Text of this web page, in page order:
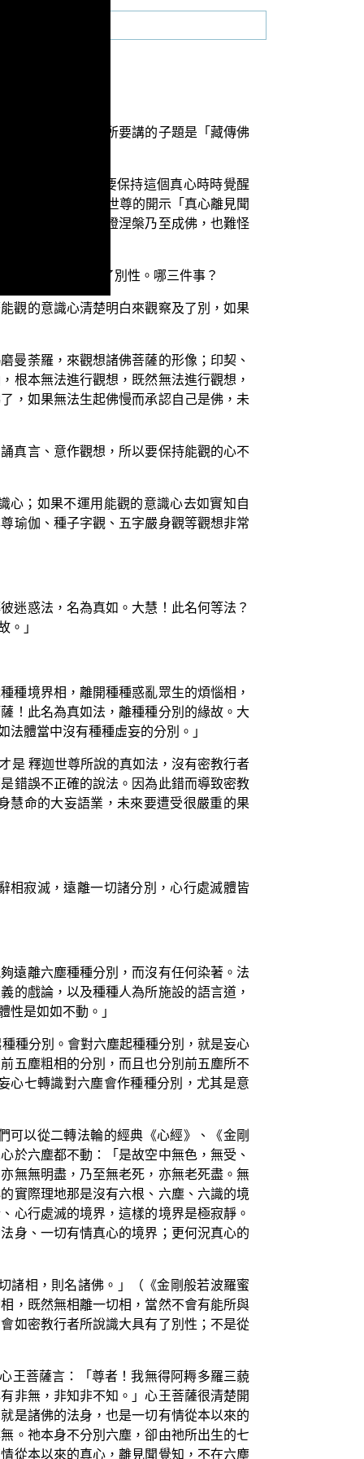
很多子題，今天所要講的子題是「藏傳佛
種種法，所以才要保持這個真心時時覺醒
的說法，與 釋迦世尊的開示「真心離見聞
，還自以為已經證涅槃乃至成佛，也難怪
內，認為識大有了別性。哪三件事？
觀的意識心清楚明白來觀察及了別，如果
曼荼羅，來觀想諸佛菩薩的形像；印契、
根本無法進行觀想，既然無法進行觀想，
，如果無法生起佛慢而承認自己是佛，未
真言、意作觀想，所以要保持能觀的心不
心；如果不運用能觀的意識心去如實知自
瑜伽、種子字觀、五字嚴身觀等觀想非常
迷惑法，名為真如。大慧！此名何等法？
。」
種境界相，離開種種惑亂眾生的煩惱相，
！此名為真如法，離種種分別的緣故。大
體當中沒有種種虛妄的分別。」
是 釋迦世尊所說的真如法，沒有密教行者
錯誤不正確的說法。因為此錯而導致密教
慧命的大妄語業，未來要遭受很嚴重的果
相寂滅，遠離一切諸分別，心行處滅體皆
遠離六塵種種分別，而沒有任何染著。法
的戲論，以及種種人為所施設的語言道，
性是如如不動。」
種分別。會對六塵起種種分別，就是妄心
五塵粗相的分別，而且也分別前五塵所不
心七轉識對六塵會作種種分別，尤其是意
可以從二轉法輪的經典《心經》、《金剛
於六塵都不動：「是故空中無色，無受、
無無明盡，乃至無老死，亦無老死盡。無
實際理地那是沒有六根、六塵、六識的境
心行處滅的境界，這樣的境界是極寂靜。
身、一切有情真心的境界；更何況真心的
諸相，則名諸佛。」（《金剛般若波羅蜜
，既然無相離一切相，當然不會有能所與
如密教行者所說識大具有了別性；不是從
王菩薩言：「尊者！我無得阿耨多羅三藐
非無，非知非不知。」心王菩薩很清楚開
是諸佛的法身，也是一切有情從本以來的
。祂本身不分別六塵，卻由祂所出生的七
從本以來的真心，離見聞覺知，不在六塵